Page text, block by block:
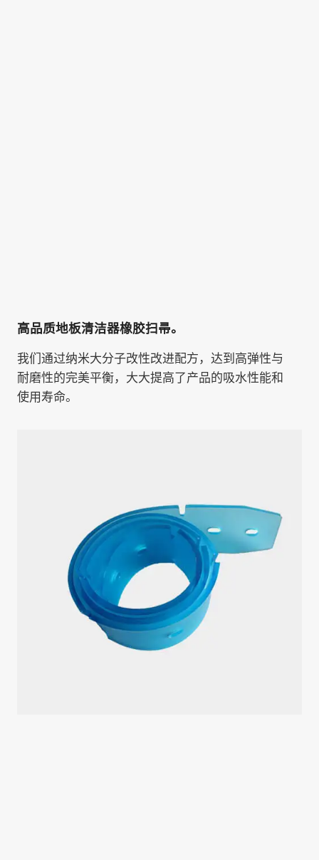
高品质地板清洁器橡胶扫帚。
我们通过纳米大分子改性改进配方，达到高弹性与
耐磨性的完美平衡，大大提高了产品的吸水性能和
使用寿命。